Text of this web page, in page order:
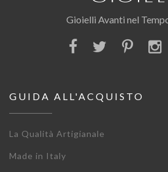
Gioielli Avanti nel
GUIDA ALL'ACQUISTO
La Qualità Artigianale
Made in Italy